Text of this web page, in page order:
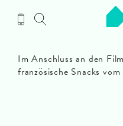
Inhalt
Im Anschluss an den
französische Snacks vom